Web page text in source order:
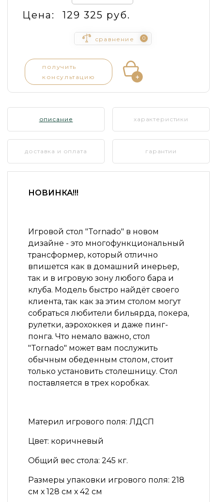
Цена: 129 325 руб.
сравнение 0
получить
консультацию
описание характеристики
доставка и оплата гарантии
НОВИНКА!!!
Игровой стол "Tornado" в новом
дизайне - это многофункциональный
трансформер, который отлично
впишется как в домашний инерьер,
так и в игровую зону любого бара и
клуба. Модель быстро найдёт своего
клиента, так как за этим столом могут
собраться любители бильярда, покера,
рулетки, аэрохоккея и даже пинг-
понга. Что немало важно, стол
"Tornado" может вам послужить
обычным обеденным столом, стоит
только установить столешницу. Стол
поставляется в трех коробках.
Материл игрового поля: ЛДСП
Цвет: коричневый
Общий вес стола: 245 кг.
Размеры упаковки игрового поля: 218
см х 128 см х 42 см